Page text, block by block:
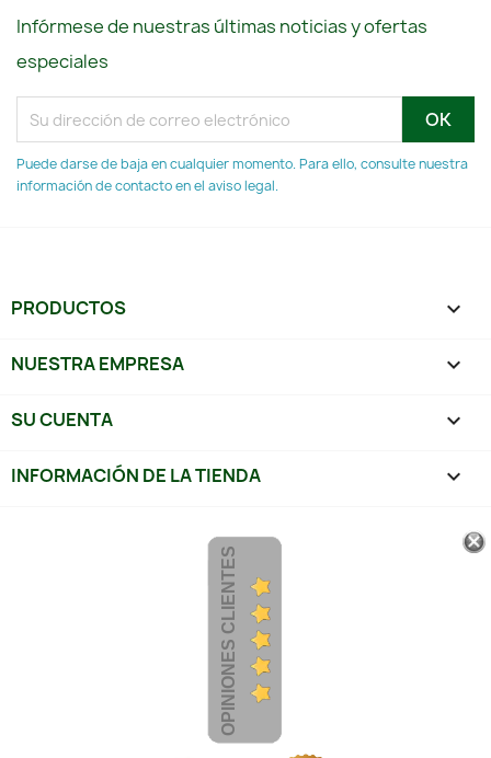
Infórmese de nuestras últimas noticias y ofertas
especiales
Puede darse de baja en cualquier momento. Para ello, consulte nuestra
información de contacto en el aviso legal.
PRODUCTOS 
NUESTRA EMPRESA 
SU CUENTA 
INFORMACIÓN DE LA TIENDA keyboard_arrow_down
OPINIONES CLIENTES